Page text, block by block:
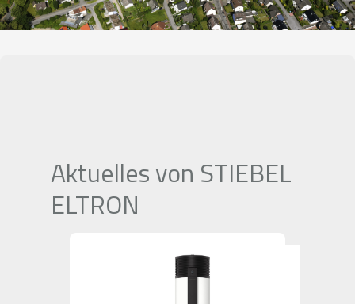
Aktuelles von STIEBEL
ELTRON